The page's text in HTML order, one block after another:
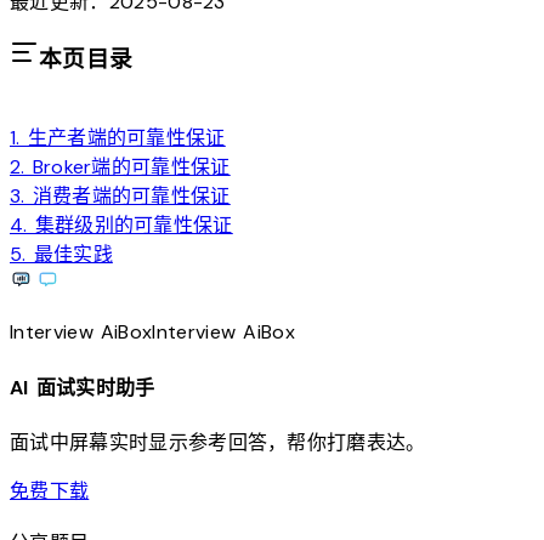
本页目录
1. 生产者端的可靠性保证
2. Broker端的可靠性保证
3. 消费者端的可靠性保证
4. 集群级别的可靠性保证
5. 最佳实践
Interview AiBoxInterviewAiBox
AI 面试实时助手
面试中屏幕实时显示参考回答，帮你打磨表达。
免费下载download